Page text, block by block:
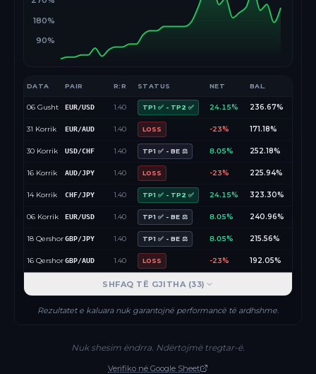
90%
180%
DATA PAIR R:R STATUS NET BAL.
06 Gusht EUR/USD 1.40 TP1 ✅ - TP2 ✅ 24.15% 236.67%
31 Korrik EUR/AUD 1.40 LOSS -23% 171.18%
30 Korrik USD/CHF 1.40 TP1 ✅ - BE ⚖️ 8.05% 252.18%
16 Korrik AUD/JPY 1.40 LOSS -23% 225.94%
14 Korrik CHF/JPY 1.40 TP1 ✅ - TP2 ✅ 24.15% 323.30%
06 Korrik EUR/USD 1.40 TP1 ✅ - BE ⚖️ 8.05% 240.96%
18 QershorGBP/JPY 1.40 TP1 ✅ - BE ⚖️ 8.05% 215.56%
16 QershorGBP/AUD 1.40 LOSS -23% 192.05%
SHFAQ TË GJITHA (33)
Rezultatet e kaluara nuk garantojnë performancë të ardhshme.
Nuk shesim ëndrra. Ndërtojmë tregtar-ë.
Verifiko në Google Sheet